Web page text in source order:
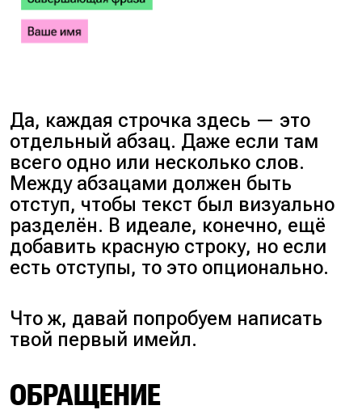
Да, каждая строчка здесь — это
отдельный абзац. Даже если там
всего одно или несколько слов.
Между абзацами должен быть
отступ, чтобы текст был визуально
разделён. В идеале, конечно, ещё
добавить красную строку, но если
есть отступы, то это опционально.
Что ж, давай попробуем написать
твой первый имейл.
ОБРАЩЕНИЕ